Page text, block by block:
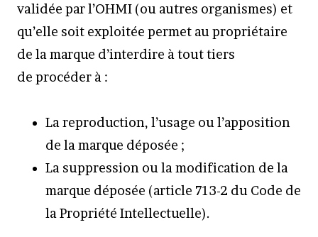
validée par l’OHMI (ou autres organismes) et
qu’elle soit exploitée permet au propriétaire
de la marque d’interdire à tout tiers
de procéder à :
La reproduction, l’usage ou l’apposition
de la marque déposée ;
La suppression ou la modification de la
marque déposée (article 713-2 du Code de
la Propriété Intellectuelle).